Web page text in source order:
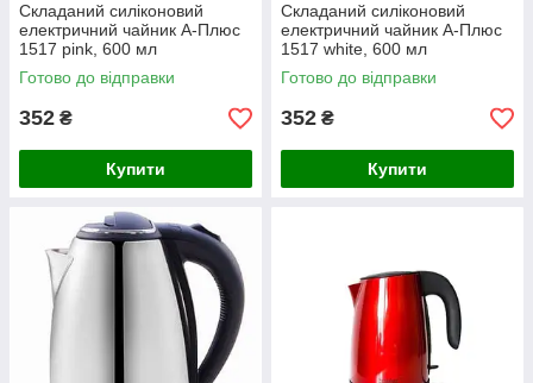
Складаний силіконовий
електричний чайник А-Плюс
1517 pink, 600 мл
Готово до відправки
352 ₴
Купити
Складаний силіконовий
електричний чайник А-Плюс
1517 white, 600 мл
Готово до відправки
352 ₴
Купити